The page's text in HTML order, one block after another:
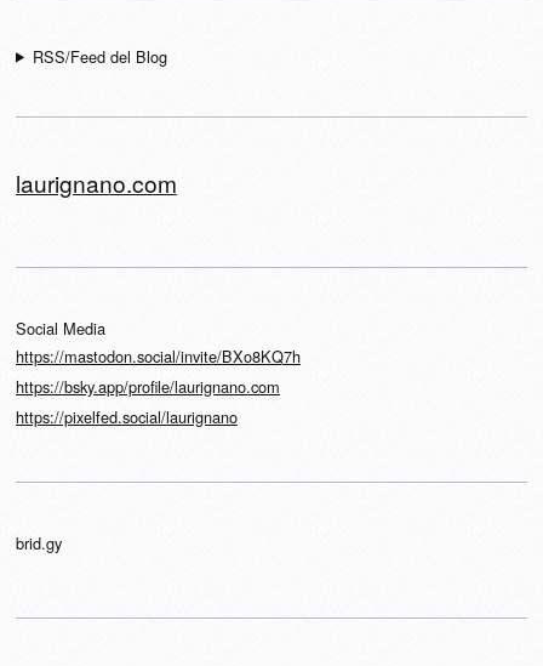
RSS/Feed del Blog
laurignano.com
Social Media
https://mastodon.social/invite/BXo8KQ7h
https://bsky.app/profile/laurignano.com
https://pixelfed.social/laurignano
brid.gy